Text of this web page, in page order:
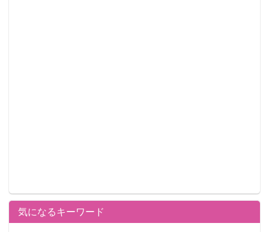
気になるキーワード